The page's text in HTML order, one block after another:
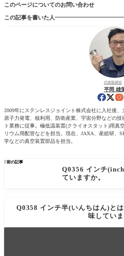
このページについてのお問い合わせ
この記事を書いた人
代表取締役
平岡 雄
2009年にステンレスジョイント株式会社に入社後
原子力発電、核利用、防衛産業、宇宙分野などの
ト業務に従事。極低温装置(クライオスタット)用真
リウム用配管などを担当。現在、JAXA、産総研、
学などの真空装置部品を担当。
前の記事
Q0356 インチ
ていますか。
Q0358 インチ半(いんちはん)と
味していま